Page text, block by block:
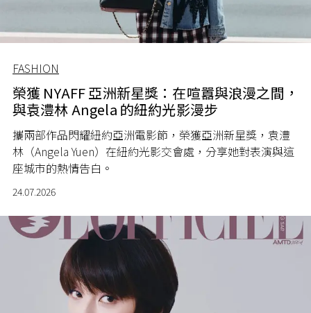
FASHION
榮獲 NYAFF 亞洲新星獎：在喧囂與浪漫之間，
與袁澧林 Angela 的紐約光影漫步
攜兩部作品閃耀紐約亞洲電影節，榮獲亞洲新星獎，袁澧
林（Angela Yuen）在紐約光影交會處，分享她對表演與這
座城市的熱情告白。
24.07.2026